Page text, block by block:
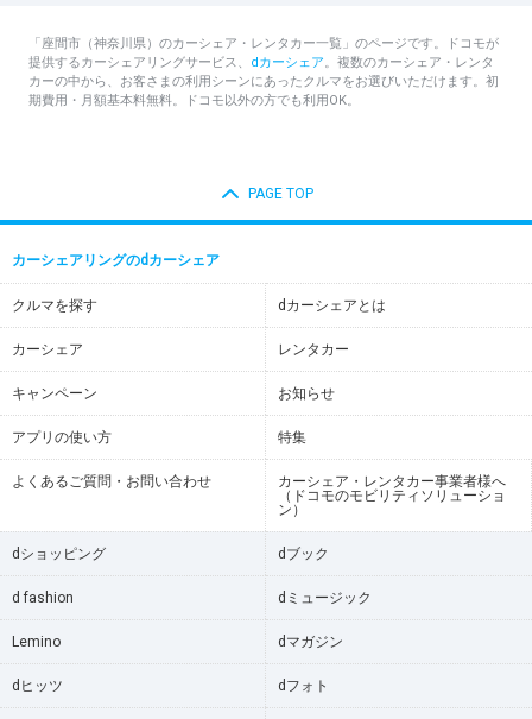
「座間市（神奈川県）のカーシェア・レンタカー一覧」のページです。ドコモが
提供するカーシェアリングサービス、 dカーシェア。複数のカーシェア・レンタ
カーの中から、お客さまの利用シーンにあったクルマをお選びいただけます。初
期費用・月額基本料無料。ドコモ以外の方でも利用OK。
PAGE TOP
カーシェアリングのdカーシェア
クルマを探す dカーシェアとは
カーシェア レンタカー
キャンペーン お知らせ
アプリの使い方 特集
よくあるご質問・お問い合わせ
カーシェア・レンタカー事業者様へ
（ドコモのモビリティソリューショ
ン）
dショッピング dブック
d fashion dミュージック
Lemino dマガジン
dヒッツ dフォト